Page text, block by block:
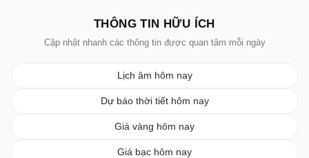
THÔNG TIN HỮU ÍCH
Cập nhật nhanh các thông tin được quan tâm mỗi ngày
Lịch âm hôm nay
Dự báo thời tiết hôm nay
Giá vàng hôm nay
Giá bạc hôm nay